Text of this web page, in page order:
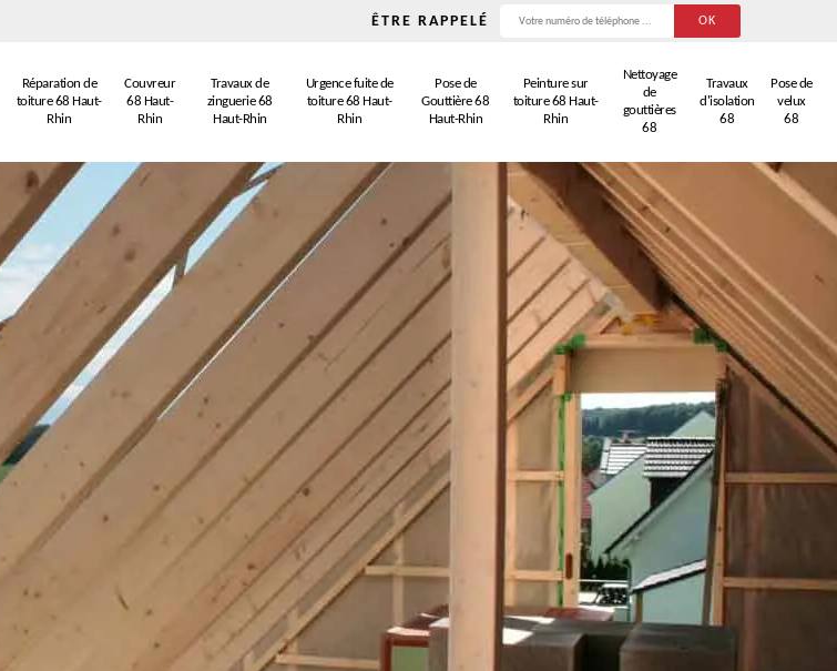
ÊTRE RAPPELÉ
Réparation de
toiture 68 Haut-
Rhin
Couvreur
68 Haut-
Rhin
Travaux de
zinguerie 68
Haut-Rhin
Urgence fuite de
toiture 68 Haut-
Rhin
Pose de
Gouttière 68
Haut-Rhin
Peinture sur
toiture 68 Haut-
Rhin
Nettoyage
de
gouttières
68
Travaux
d'isolation
68
Pose de
velux
68